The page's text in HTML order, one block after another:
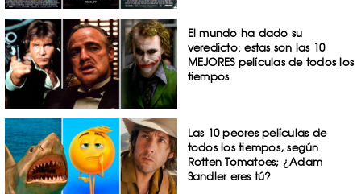
El mundo ha dado su
veredicto: estas son las 10
MEJORES películas de todos los
tiempos
Las 10 peores películas de
todos los tiempos, según
Rotten Tomatoes; ¿Adam
Sandler eres tú?